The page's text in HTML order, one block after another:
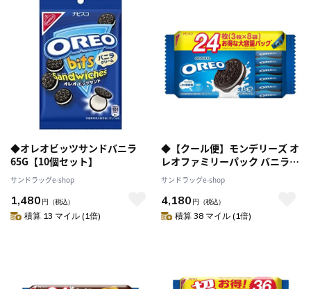
◆オレオビッツサンドバニラ
65G【10個セット】
サンドラッグe-shop
1,480 円 （税込）
積算 13 マイル (1倍)
◆【クール便】モンデリーズ オ
レオファミリーパック バニラ
24枚【12個セット】返品・キャ
ンセル・他商品と同時購入は不
可
サンドラッグe-shop
4,180 円 （税込）
積算 38 マイル (1倍)